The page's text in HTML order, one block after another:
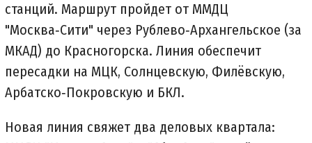
станций. Маршрут пройдет от ММДЦ
"Москва‑Сити" через Рублево‑Архангельское (за
МКАД) до Красногорска. Линия обеспечит
пересадки на МЦК, Солнцевскую, Филёвскую,
Арбатско‑Покровскую и БКЛ.
Новая линия свяжет два деловых квартала: